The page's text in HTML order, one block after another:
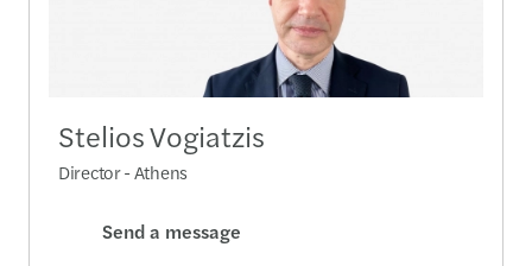
Stelios Vogiatzis
Director - Athens
Send a message